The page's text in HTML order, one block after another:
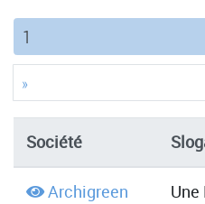
1
»
Société
Archigreen
Une